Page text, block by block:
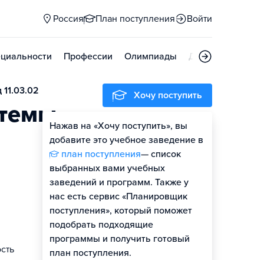
Россия План поступления Войти
Профессии Олимпиады Дни открытых
Хочу поступить
Нажав на «Хочу поступить», вы
добавите это учебное заведение в
план поступления— список
выбранных вами учебных
заведений и программ. Также у
нас есть сервис «Планировщик
поступления», который поможет
подобрать подходящие
программы и получить готовый
план поступления.
Оценить шансы